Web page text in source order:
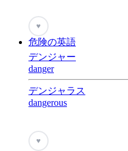
♥
危険の英語
デンジャー
danger
デンジャラス
dangerous
♥